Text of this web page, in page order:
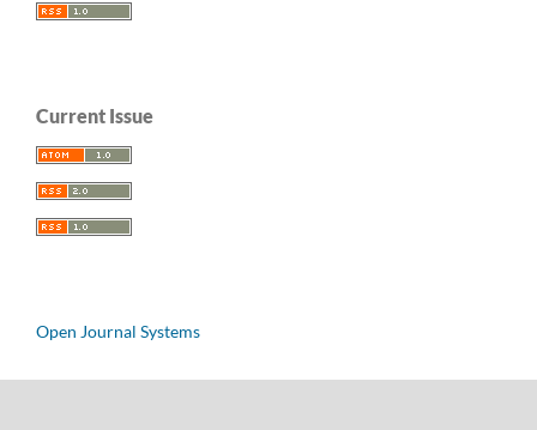
Current Issue
Open Journal Systems